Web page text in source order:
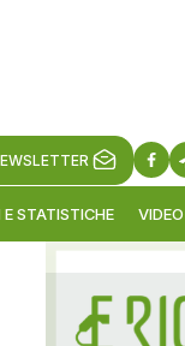
E STATISTICHE VIDEO